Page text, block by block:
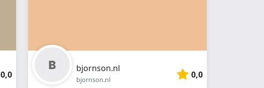
0,0
bjornson.nl
bjornson.nl 0,0